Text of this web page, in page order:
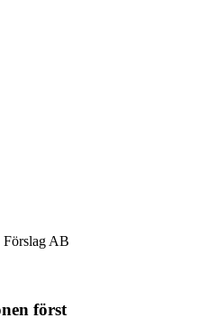
Förslag AB
först